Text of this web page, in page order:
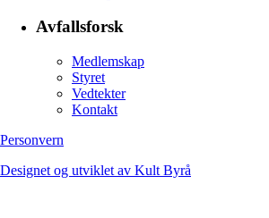
Avfallsforsk
Medlemskap
Styret
Vedtekter
Kontakt
Personvern
Designet og utviklet av Kult Byrå